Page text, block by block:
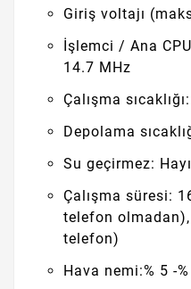
Giriş voltajı
İşlemci / Ana
14.7 MHz
Çalışma
Depolama
Su geçirmez:
Çalışma süresi:
telefon olmadan),
telefon)
Hava nemi:% 5 -